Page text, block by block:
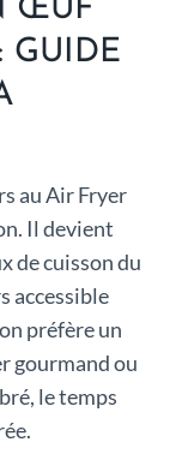
ŒUF
GUIDE
au Air Fryer
Il devient
de cuisson du
accessible
préfère un
gourmand ou
le temps